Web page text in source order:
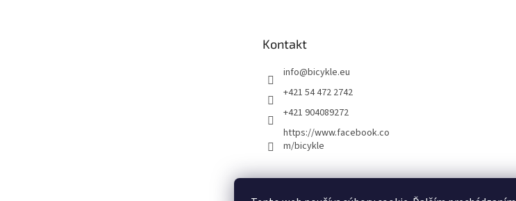
Kontakt
info@bicykle.eu
+421 54 472 2742
+421 904089272
https://www.facebook.co
m/bicykle